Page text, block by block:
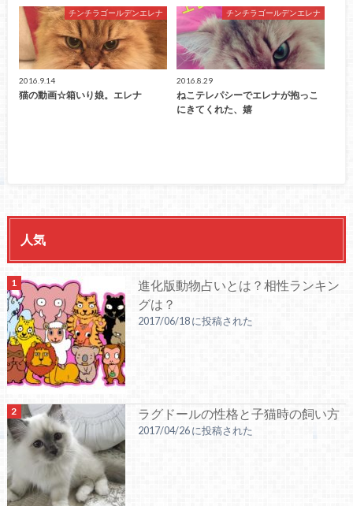
チンチラゴールデンエレナ
2016.9.14
猫の動画☆箱いり娘。エレナ
チンチラゴールデンエレナ
2016.8.29
ねこテレパシーでエレナが抱っこ
にきてくれた、嬉
人気
進化版動物占いとは？相性ランキン
グは？
2017/06/18 に投稿された
ラグドールの性格と子猫時の飼い方
2017/04/26 に投稿された